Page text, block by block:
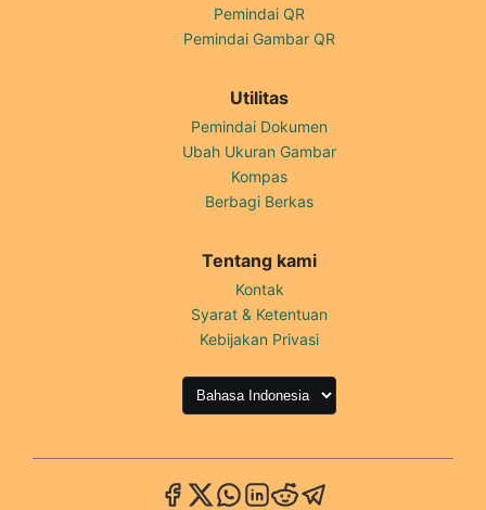
Pemindai QR
Pemindai Gambar QR
Utilitas
Pemindai Dokumen
Ubah Ukuran Gambar
Kompas
Berbagi Berkas
Tentang kami
Kontak
Syarat & Ketentuan
Kebijakan Privasi